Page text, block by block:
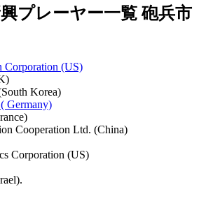
プレーヤー一覧 砲兵市
Corporation (US)
Korea)
Germany)
Cooperation Ltd. (China)
Corporation (US)